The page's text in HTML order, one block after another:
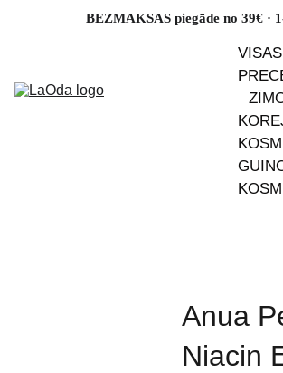
BEZMAKSAS piegāde no 39€ ·
VISAS
Anua
Niacin